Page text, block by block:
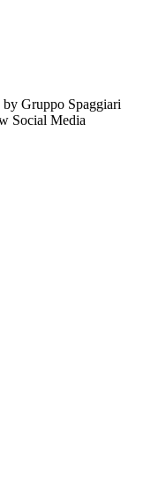
Gruppo Spaggiari
Social Media